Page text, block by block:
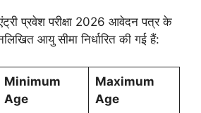
प्रवेश परीक्षा 2026 आवेदन पत्र के
आयु सीमा निर्धारित की गई हैं:
Minimum
Age
Maximum
Age